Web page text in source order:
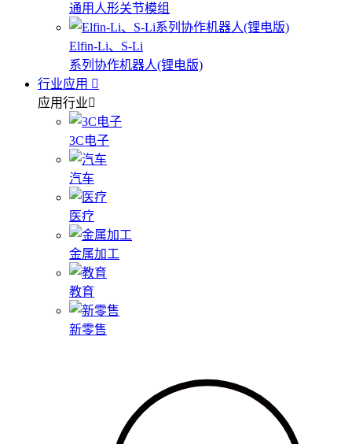
通用人形关节模组
Elfin-Li、S-Li
系列协作机器人(锂电版)
行业应用
应用行业
3C电子
汽车
医疗
金属加工
教育
新零售